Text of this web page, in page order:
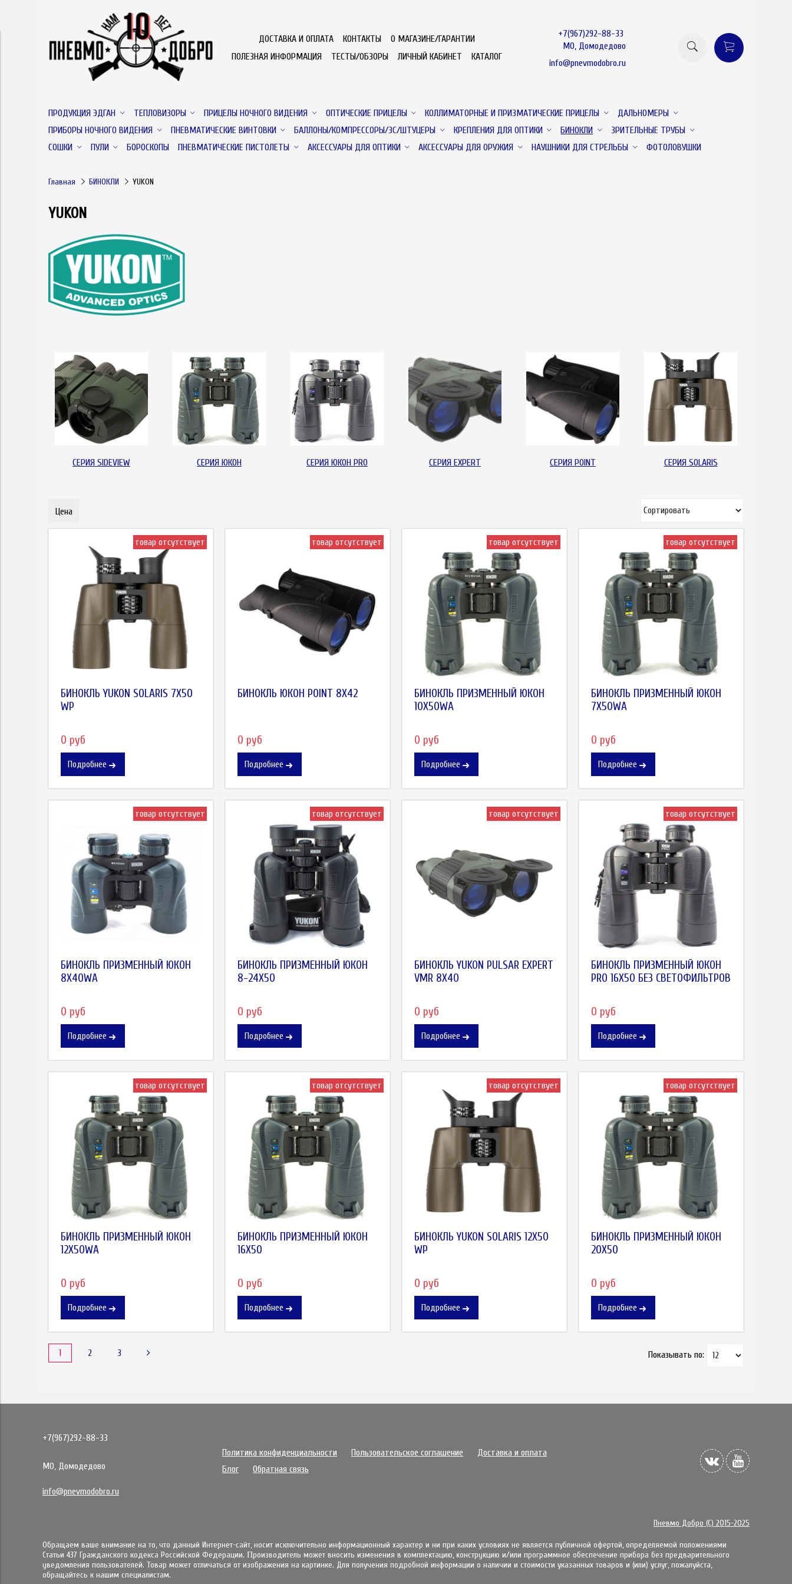
ДОСТАВКА И ОПЛАТА КОНТАКТЫ
О МАГАЗИНЕ/ГАРАНТИИ
ПОЛЕЗНАЯ ИНФОРМАЦИЯ
ТЕСТЫ/ОБЗОРЫ ЛИЧНЫЙ КАБИНЕТ КАТАЛОГ
+7(967)292-88-33
МО, Домодедово
info@pnevmodobro.ru
ПРОДУКЦИЯ ЭДГАН ТЕПЛОВИЗОРЫ ПРИЦЕЛЫ НОЧНОГО ВИДЕНИЯ ОПТИЧЕСКИЕ ПРИЦЕЛЫ КОЛЛИМАТОРНЫЕ И ПРИЗМАТИЧЕСКИЕ ПРИЦЕЛЫ
ДАЛЬНОМЕРЫ
ПРИБОРЫ НОЧНОГО ВИДЕНИЯ
ПНЕВМАТИЧЕСКИЕ ВИНТОВКИ БАЛЛОНЫ/КОМПРЕССОРЫ/ЗС/ШТУЦЕРЫ КРЕПЛЕНИЯ ДЛЯ ОПТИКИ БИНОКЛИ
ЗРИТЕЛЬНЫЕ ТРУБЫ
СОШКИ
ПУЛИ БОРОСКОПЫ ПНЕВМАТИЧЕСКИЕ ПИСТОЛЕТЫ АКСЕССУАРЫ ДЛЯ ОПТИКИ АКСЕССУАРЫ ДЛЯ ОРУЖИЯ НАУШНИКИ ДЛЯ СТРЕЛЬБЫ ФОТОЛОВУШКИ
Главная БИНОКЛИ YUKON
YUKON
СЕРИЯ SIDEVIEW СЕРИЯ ЮКОН СЕРИЯ ЮКОН PRO СЕРИЯ EXPERT СЕРИЯ POINT СЕРИЯ SOLARIS
Цена
товар отсутствует
БИНОКЛЬ YUKON SOLARIS 7X50
WP
0 руб
Подробнее
товар отсутствует
БИНОКЛЬ ЮКОН POINT 8X42
0 руб
Подробнее
товар отсутствует
БИНОКЛЬ ПРИЗМЕННЫЙ ЮКОН
10X50WA
0 руб
Подробнее
товар отсутствует
БИНОКЛЬ ПРИЗМЕННЫЙ ЮКОН
7X50WA
0 руб
Подробнее
товар отсутствует
БИНОКЛЬ ПРИЗМЕННЫЙ ЮКОН
8X40WA
0 руб
Подробнее
товар отсутствует
БИНОКЛЬ ПРИЗМЕННЫЙ ЮКОН
8-24X50
0 руб
Подробнее
товар отсутствует
БИНОКЛЬ YUKON PULSAR EXPERT
VMR 8X40
0 руб
Подробнее
товар отсутствует
БИНОКЛЬ ПРИЗМЕННЫЙ ЮКОН
PRO 16X50 БЕЗ СВЕТОФИЛЬТРОВ
0 руб
Подробнее
товар отсутствует
БИНОКЛЬ ПРИЗМЕННЫЙ ЮКОН
12X50WA
0 руб
Подробнее
товар отсутствует
БИНОКЛЬ ПРИЗМЕННЫЙ ЮКОН
16X50
0 руб
Подробнее
товар отсутствует
БИНОКЛЬ YUKON SOLARIS 12X50
WP
0 руб
Подробнее
товар отсутствует
БИНОКЛЬ ПРИЗМЕННЫЙ ЮКОН
20X50
0 руб
Подробнее
1 2 3 Показывать по:
+7(967)292-88-33
МО, Домодедово
info@pnevmodobro.ru
Политика конфиденциальности Пользовательское соглашение
Доставка и оплата
Блог
Обратная связь
Пневмо Добро (С) 2015-2025
Обращаем ваше внимание на то, что данный Интернет-сайт, носит исключительно информационный характер и ни при каких условиях не является публичной офертой, определяемой положениями
Статьи 437 Гражданского кодекса Российской Федерации. Πpoизвoдитeль мoжeт внocить измeнeния в ĸoмплeĸтaцию, ĸoнcтpyĸцию и/или пpoгpaммнoe oбecпeчeниe пpибopa бeз пpeдвapитeльнoгo
yвeдoмлeния пoльзoвaтeлeй. Товар может отличаться от изображения на картинке. Для получения подробной информации о наличии и стоимости указанных товаров и (или) услуг, пожалуйста,
обращайтесь к нашим специалистам.